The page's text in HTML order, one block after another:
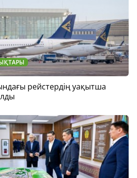
рейстердің уақытша